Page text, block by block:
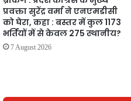
प्रवक्ता सुरेंद्र वर्मा ने एनएमडीसी
को घेरा, कहा : बस्तर में कुल 1173
भर्तियों में से केवल 275 स्थानीय?
7 August 2026